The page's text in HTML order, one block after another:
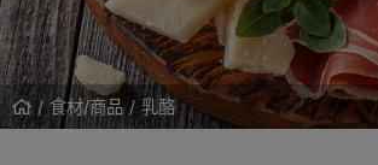
食材/商品 乳酪